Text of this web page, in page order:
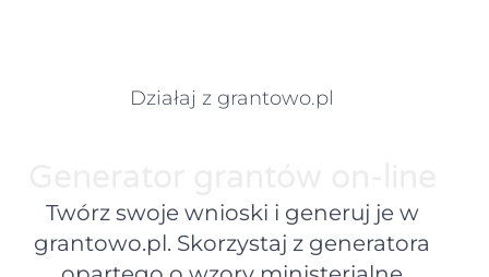
Działaj z grantowo.pl
Twórz swoje wnioski i generuj je w
grantowo.pl. Skorzystaj z generatora